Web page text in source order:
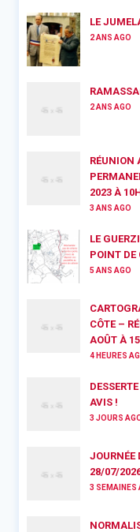
LE
2 ANS AGO
2 ANS AGO
RÉUNION
2023 À
3 ANS AGO
LE
POINT DE
5 ANS AGO
CÔTE –
AOÛT À
4 HEURES
AVIS !
3 JOURS
JOURNÉE
28/07/
3 SEMAINES